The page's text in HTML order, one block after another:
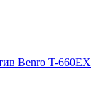
Benro T-660EX